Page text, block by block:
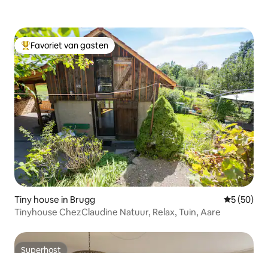
Topfavoriet van gasten
Favoriet van gasten
Tiny house in Brugg
5 (50)
Tinyhouse ChezClaudine Natuur, Relax, Tuin, Aare
Superhost